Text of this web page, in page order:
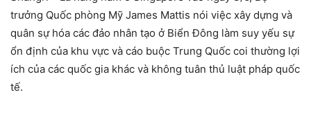
trưởng Quốc phòng Mỹ James Mattis nói việc xây dựng và
quân sự hóa các đảo nhân tạo ở Biển Đông làm suy yếu sự
ổn định của khu vực và cáo buộc Trung Quốc coi thường lợi
ích của các quốc gia khác và không tuân thủ luật pháp quốc
tế.